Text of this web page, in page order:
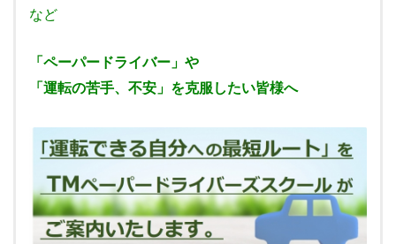
など
「ペーパードライバー」や
「運転の苦手、不安」 を克服したい皆様へ